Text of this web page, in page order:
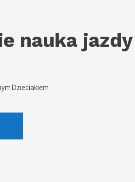
nauka
Dzieciakiem